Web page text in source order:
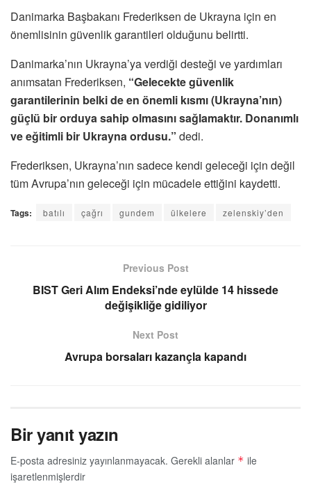
Danimarka Başbakanı Frederiksen de Ukrayna için en
önemlisinin güvenlik garantileri olduğunu belirtti.
Danimarka’nın Ukrayna’ya verdiği desteği ve yardımları
anımsatan Frederiksen, “Gelecekte güvenlik
garantilerinin belki de en önemli kısmı (Ukrayna’nın)
güçlü bir orduya sahip olmasını sağlamaktır. Donanımlı
ve eğitimli bir Ukrayna ordusu.” dedi.
Frederiksen, Ukrayna’nın sadece kendi geleceği için değil
tüm Avrupa’nın geleceği için mücadele ettiğini kaydetti.
Tags: batılı çağrı gundem ülkelere zelenskiy’den
Previous Post
BIST Geri Alım Endeksi’nde eylülde 14 hissede
değişikliğe gidiliyor
Next Post
Avrupa borsaları kazançla kapandı
Bir yanıt yazın
E-posta adresiniz yayınlanmayacak. Gerekli alanlar * ile
işaretlenmişlerdir